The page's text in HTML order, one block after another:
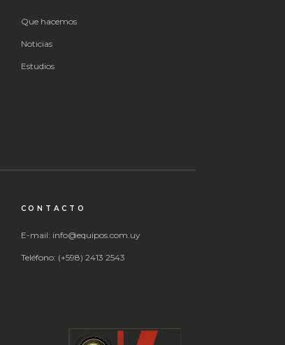
Que hacemos
Noticias
Estudios
CONTACTO
E-mail: info@equipos.com.uy
Teléfono: (+598) 2413 2543